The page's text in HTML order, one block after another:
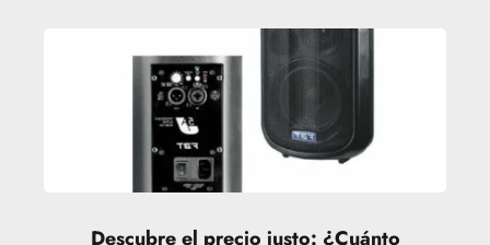
Descubre el precio justo: ¿Cuánto